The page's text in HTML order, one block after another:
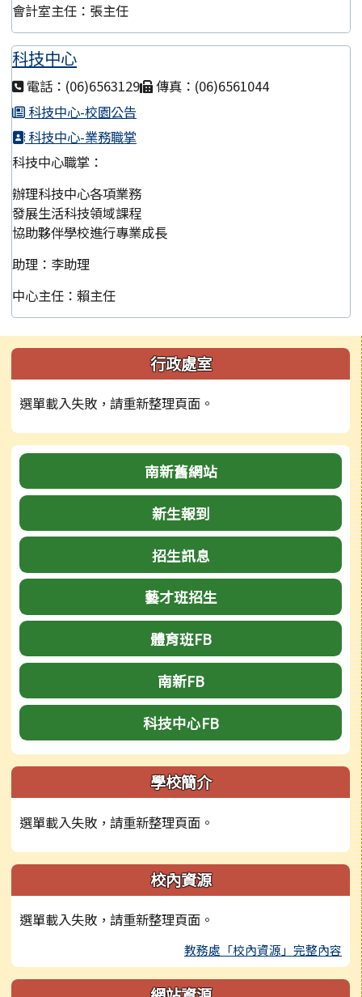
會計室主任：張主任
科技中心
電話：(06)6563129
傳真：(06)6561044
科技中心-校園公告
科技中心-業務職掌
科技中心職掌：
辦理科技中心各項業務
發展生活科技領域課程
協助夥伴學校進行專業成長
助理：李助理
中心主任：賴主任
左邊區域內容 行政處室
選單載入失敗，請重新整理頁面。
南新舊網站
新生報到
招生訊息
藝才班招生
體育班FB
南新FB
科技中心FB
學校簡介
選單載入失敗，請重新整理頁面。
校內資源
選單載入失敗，請重新整理頁面。
教務處「校內資源」完整內容